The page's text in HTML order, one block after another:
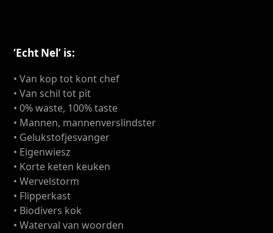
‘Echt Nel’ is:
• Van kop tot kont chef
• Van schil tot pit
• 0% waste, 100% taste
• Mannen, mannenverslindster
• Gelukstofjesvanger
• Eigenwiesz
• Korte keten keuken
• Wervelstorm
• Flipperkast
• Biodivers kok
• Waterval van woorden